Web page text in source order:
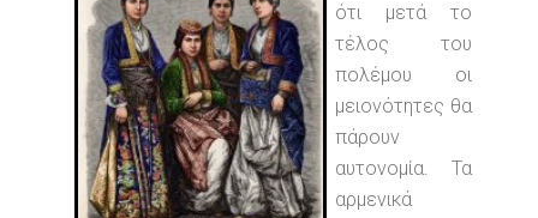
ότι μετά το
τέλος του
πολέμου οι
μειονότητες θα
πάρουν
αυτονομία. Τα
αρμενικά